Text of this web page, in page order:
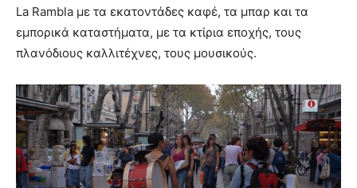
La Rambla με τα εκατοντάδες καφέ, τα μπαρ και τα
εμπορικά καταστήματα, με τα κτίρια εποχής, τους
πλανόδιους καλλιτέχνες, τους μουσικούς.